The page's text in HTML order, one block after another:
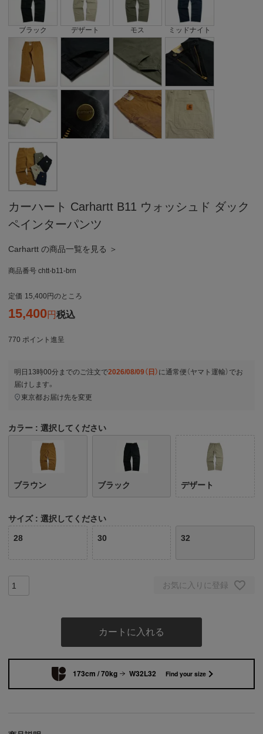
ブラック デザート モス ミッドナイト
カーハート Carhartt B11 ウォッシュド ダック
ペインターパンツ
Carhartt の商品一覧を見る ＞
商品番号 chtt-b11-brn
定価 15,400 のところ
15,400 税込
770 ポイント進呈
明日 13時00分 までのご注文で2026/08/09（日） に通常便（ヤマト運輸） でお
届けします。
東京都お届け先を変更
カラー 選択してください
ブラウン ブラック デザート
サイズ 選択してください
28 30 32
お気に入りに登録
カートに入れる
173cm / 70kg W32L32 Find your size